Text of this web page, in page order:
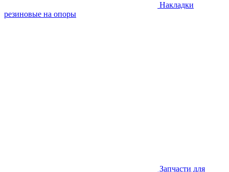
Накладки
резиновые на опоры
Запчасти для